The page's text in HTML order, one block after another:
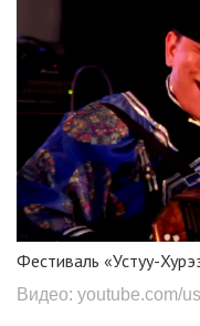
Фестиваль «Устуу-
Видео: youtube.com/